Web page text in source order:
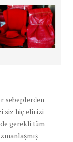
sebeplerden
siz hiç elinizi
gerekli tüm